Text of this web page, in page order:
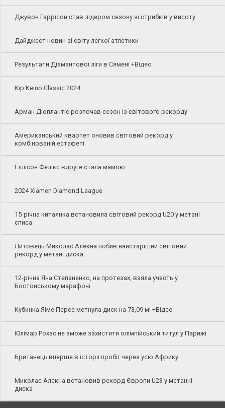
Джувон Гаррісон став лідером сезону зі стрибків у висоту
Дайджест новин зі світу легкої атлетики
Результати Діамантової ліги в Сямені +Відео
Kip Keino Classic 2024
Арман Дюплантіс розпочав сезон із світового рекорду
Американський квартет оновив світовий рекорд у
комбінованій естафеті
Еллісон Фелікс вдруге стала мамою
2024 Xiamen Diamond League
15-річна китаянка встановила світовий рекорд U20 у метані
списа
Литовець Миколас Алекна побив найстаріший світовий
рекорд у метані диска
12-річна Яна Степаненко, на протезах, взяла участь у
Бостонському марафоні
Кубинка Яіме Перес метнула диск на 73,09 м! +Відео
Юлімар Рохас не зможе захистити олімпійський титул у Парижі
Британець вперше в історії пробіг через усю Африку
Миколас Алекна встановив рекорд Європи U23 у метанні
диска